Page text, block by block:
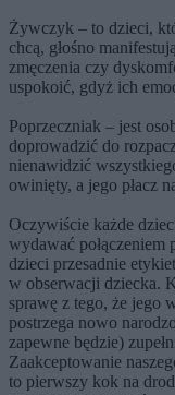
Żywczyk – to dzieci,
chcą, głośno
zmęczenia czy
uspokoić, gdyż ich
Poprzeczniak – jest
doprowadzić do
nienawidzić
owinięty, a jego płacz
Oczywiście każde
wydawać
dzieci przesadnie
w obserwacji dziecka.
sprawę z tego, że jego
postrzega nowo
zapewne będzie)
Zaakceptowanie
to pierwszy kok na